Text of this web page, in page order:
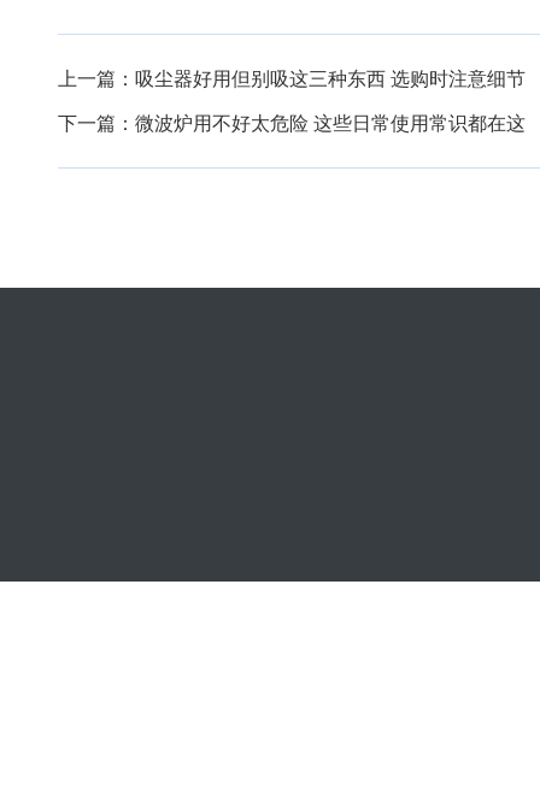
上一篇： 吸尘器好用但别吸这三种东西 选购时注意细节
下一篇： 微波炉用不好太危险 这些日常使用常识都在这